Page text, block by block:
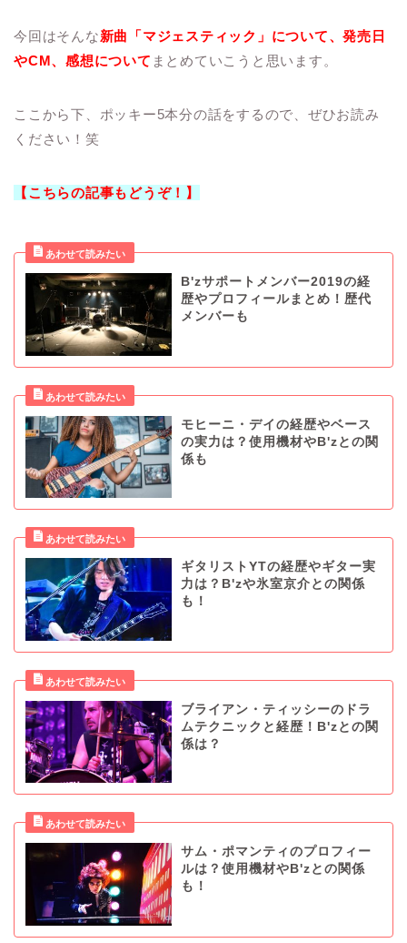
今回はそんな新曲「マジェスティック」について、発売日
やCM、感想について まとめていこうと思います。
ここから下、ポッキー5本分の話をするので、ぜひお読み
ください！笑
【こちらの記事もどうぞ！】
B'zサポートメンバー2019の経
歴やプロフィールまとめ！歴代
メンバーも
モヒーニ・デイの経歴やベース
の実力は？使用機材やB'zとの関
係も
ギタリストYTの経歴やギター実
力は？B'zや氷室京介との関係
も！
ブライアン・ティッシーのドラ
ムテクニックと経歴！B'zとの関
係は？
サム・ポマンティのプロフィー
ルは？使用機材やB'zとの関係
も！